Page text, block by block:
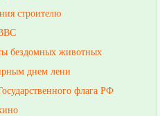
строителю
бездомных животных
днем лени
флага РФ